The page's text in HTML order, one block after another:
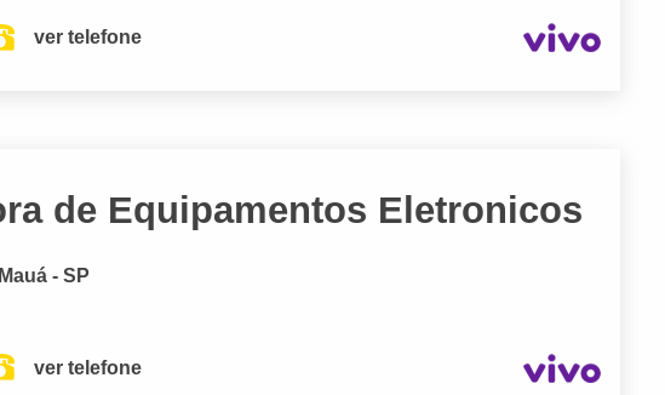
ver telefone
de Equipamentos Eletronicos
- SP
ver telefone